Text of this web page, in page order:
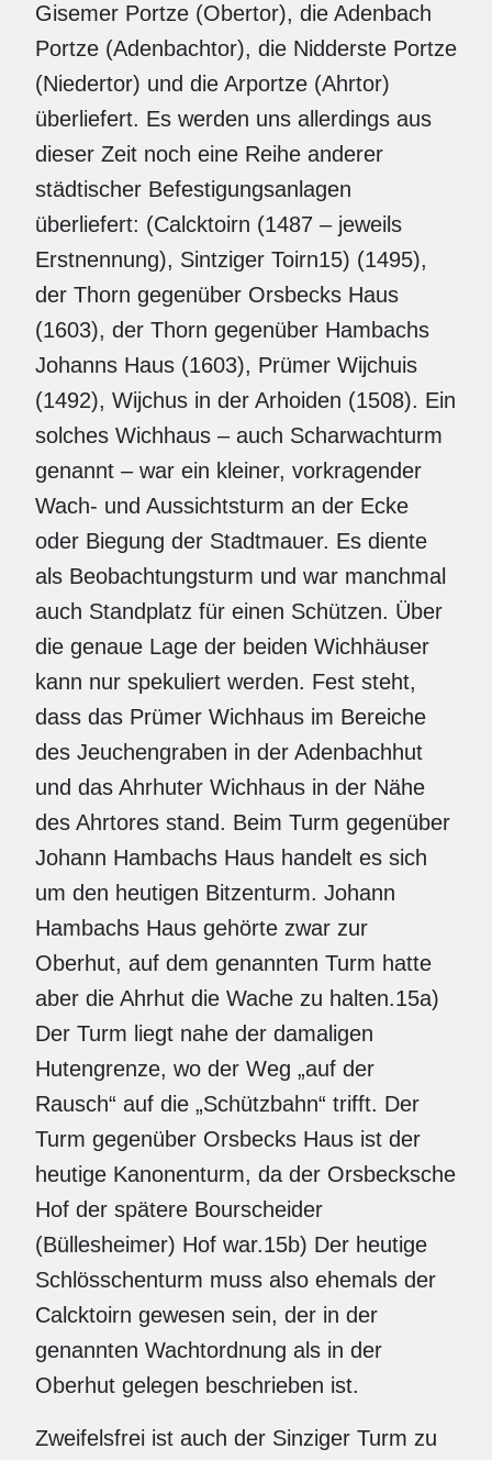
Gisemer Portze (Obertor), die Adenbach
Portze (Adenbachtor), die Nidderste Portze
(Niedertor) und die Arportze (Ahrtor)
überliefert. Es werden uns allerdings aus
dieser Zeit noch eine Reihe anderer
städtischer Befestigungsanlagen
überliefert: (Calcktoirn (1487 – jeweils
Erstnennung), Sintziger Toirn15) (1495),
der Thorn gegenüber Orsbecks Haus
(1603), der Thorn gegenüber Hambachs
Johanns Haus (1603), Prümer Wijchuis
(1492), Wijchus in der Arhoiden (1508). Ein
solches Wichhaus – auch Scharwachturm
genannt – war ein kleiner, vorkragender
Wach- und Aussichtsturm an der Ecke
oder Biegung der Stadtmauer. Es diente
als Beobachtungsturm und war manchmal
auch Standplatz für einen Schützen. Über
die genaue Lage der beiden Wichhäuser
kann nur spekuliert werden. Fest steht,
dass das Prümer Wichhaus im Bereiche
des Jeuchengraben in der Adenbachhut
und das Ahrhuter Wichhaus in der Nähe
des Ahrtores stand. Beim Turm gegenüber
Johann Hambachs Haus handelt es sich
um den heutigen Bitzenturm. Johann
Hambachs Haus gehörte zwar zur
Oberhut, auf dem genannten Turm hatte
aber die Ahrhut die Wache zu halten.15a)
Der Turm liegt nahe der damaligen
Hutengrenze, wo der Weg „auf der
Rausch“ auf die „Schützbahn“ trifft. Der
Turm gegenüber Orsbecks Haus ist der
heutige Kanonenturm, da der Orsbecksche
Hof der spätere Bourscheider
(Büllesheimer) Hof war.15b) Der heutige
Schlösschenturm muss also ehemals der
Calcktoirn gewesen sein, der in der
genannten Wachtordnung als in der
Oberhut gelegen beschrieben ist.
Zweifelsfrei ist auch der Sinziger Turm zu